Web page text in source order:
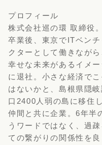
プロフィール
株式会社巡の環 取締役
卒業後、東京でITベン
クターとして働きなが
幸せな未来があるイメ
に退社。小さな経済で
はないかと、島根県隠
口2400人弱の島に移住
仲間と共に企業。6年半
うワードではなく、過
ての繋がりの関係性を